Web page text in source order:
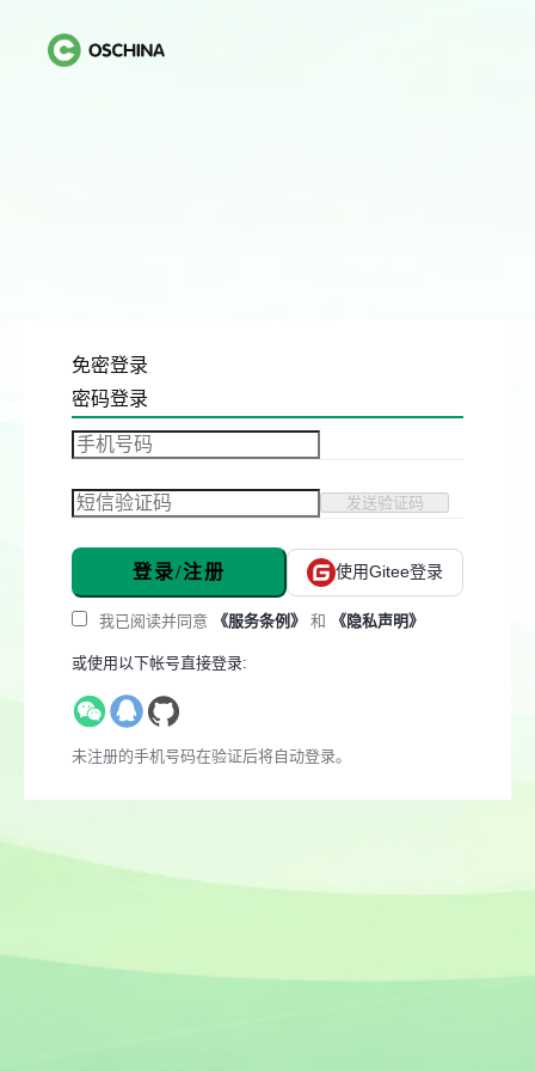
免密登录
密码登录
发送验证码
登录/注册 使用Gitee登录
我已阅读并同意 《服务条例》 和 《隐私声明》
或使用以下帐号直接登录:
未注册的手机号码在验证后将自动登录。